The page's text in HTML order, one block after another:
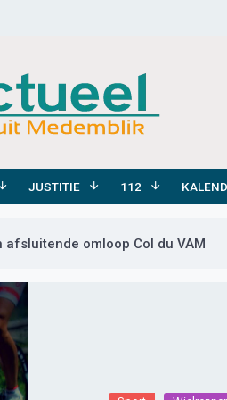
JUSTITIE 112
omloop Col du VAM